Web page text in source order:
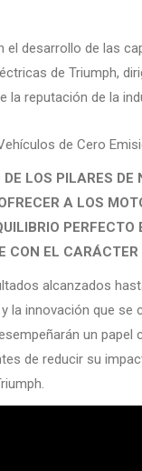
desarrollo de las
de Triumph,
reputación de la
de Cero
LOS PILARES
A LOS
CON EL
alcanzados
innovación que
un
de reducir su